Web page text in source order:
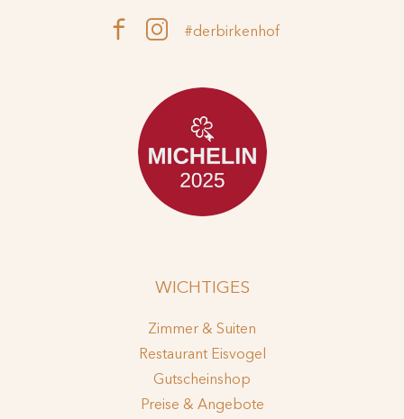
#derbirkenhof
WICHTIGES
Zimmer & Suiten
Restaurant Eisvogel
Gutscheinshop
Preise & Angebote